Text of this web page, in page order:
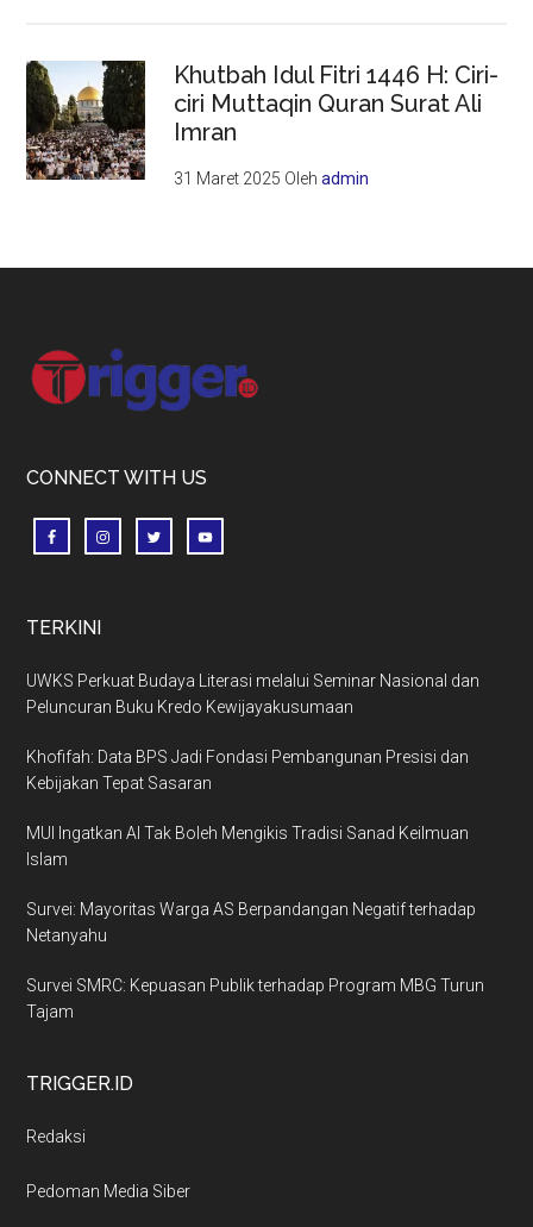
Khutbah Idul Fitri 1446 H: Ciri-
ciri Muttaqin Quran Surat Ali
Imran
31 Maret 2025 Olehadmin
Footer
CONNECT WITH US
TERKINI
UWKS Perkuat Budaya Literasi melalui Seminar Nasional dan
Peluncuran Buku Kredo Kewijayakusumaan
Khofifah: Data BPS Jadi Fondasi Pembangunan Presisi dan
Kebijakan Tepat Sasaran
MUI Ingatkan AI Tak Boleh Mengikis Tradisi Sanad Keilmuan
Islam
Survei: Mayoritas Warga AS Berpandangan Negatif terhadap
Netanyahu
Survei SMRC: Kepuasan Publik terhadap Program MBG Turun
Tajam
TRIGGER.ID
Redaksi
Pedoman Media Siber